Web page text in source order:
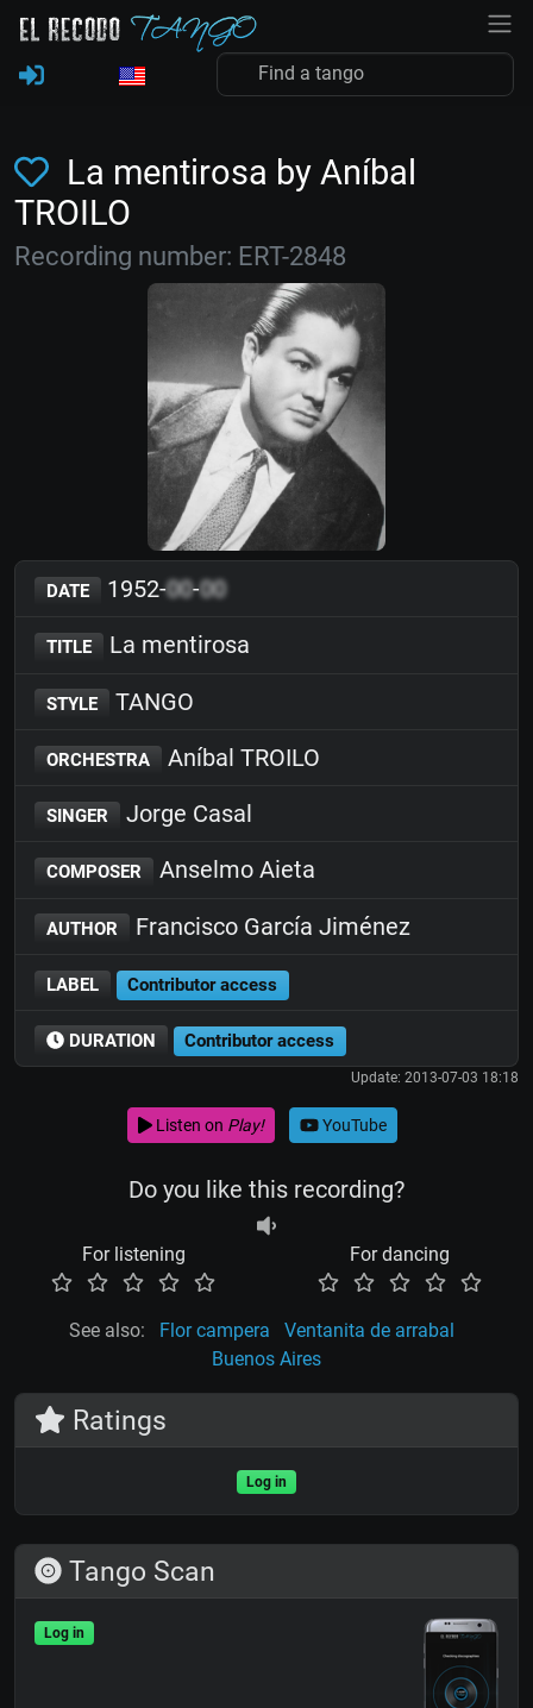
La mentirosa by Aníbal
TROILO
Recording number: ERT-2848
DATE 1952-00-00
TITLE La mentirosa
STYLE TANGO
ORCHESTRA Aníbal TROILO
SINGER Jorge Casal
COMPOSER Anselmo Aieta
AUTHOR Francisco García Jiménez
LABEL Contributor access
DURATION Contributor access
Update: 2013-07-03 18:18
Listen on Play! YouTube
Do you like this recording?
For listening For dancing
See also: Flor campera
Ventanita de arrabal
Buenos Aires
Ratings
Log in
Tango Scan
Log in